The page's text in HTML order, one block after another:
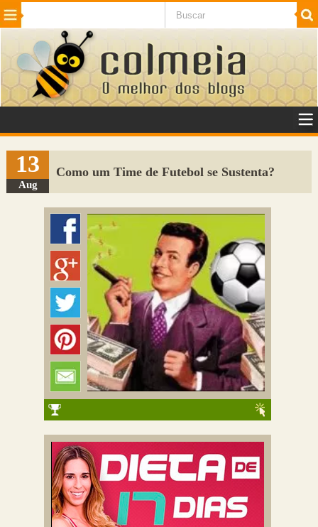
Beleza Cinema e TV
Internet Jogos NotÃ­cias SaÃºde
VeÃ­culos Adulto
Sugerir Link
Adicionar Blog
Colmeia Exchange
Perguntas Frequentes
13
Aug
Como um Time de Futebol se Sustenta?